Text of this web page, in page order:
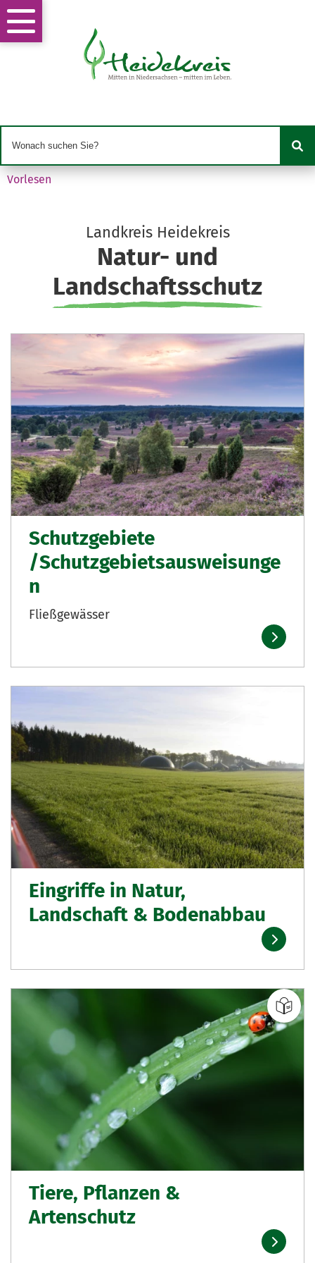
Vorlesen
Landkreis Heidekreis
Natur- und
Landschaftsschutz
Schutzgebiete
/Schutzgebietsausweisunge
n
Fließgewässer
Eingriffe in Natur,
Landschaft & Bodenabbau
Tiere, Pflanzen &
Artenschutz